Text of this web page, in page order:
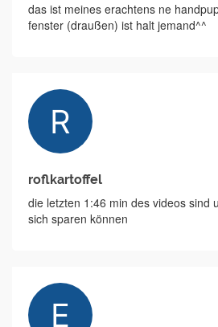
das ist meines erachtens ne
fenster (draußen) ist halt jemand^^
roflkartoffel
die letzten 1:46 min des videos sind
sich sparen können